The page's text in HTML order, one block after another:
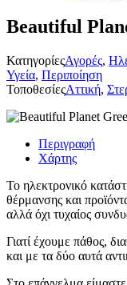
Beautiful
ΚατηγορίεςΑγορές,
Υγεία, Περιποίηση
ΤοποθεσίεςΑττική,
Περιγραφή
Χάρτης
Το ηλεκτρονικό
θέρμανσης και
αλλά όχι τυχαίος
Γιατί έχουμε πάθος,
και με τα δύο αυτά